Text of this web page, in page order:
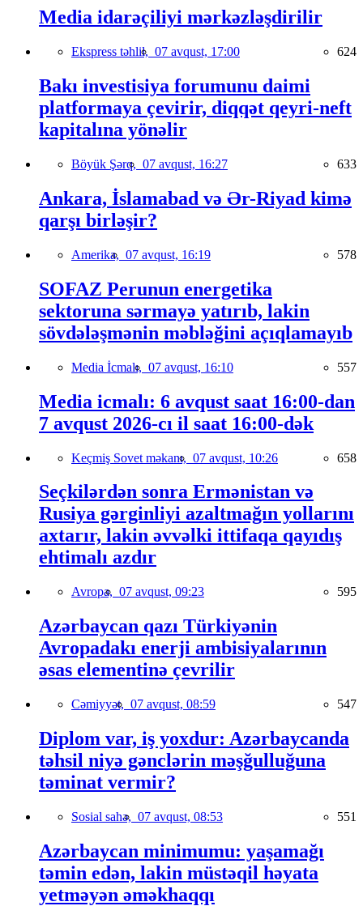
Media idarəçiliyi mərkəzləşdirilir
Ekspress təhlil, 07 avqust, 17:00 624
Bakı investisiya forumunu daimi
platformaya çevirir, diqqət qeyri-neft
kapitalına yönəlir
Böyük Şərq, 07 avqust, 16:27 633
Ankara, İslamabad və Ər-Riyad kimə
qarşı birləşir?
Amerika, 07 avqust, 16:19 578
SOFAZ Perunun energetika
sektoruna sərmayə yatırıb, lakin
sövdələşmənin məbləğini açıqlamayıb
Media İcmalı, 07 avqust, 16:10 557
Media icmalı: 6 avqust saat 16:00-dan
7 avqust 2026-cı il saat 16:00-dək
Keçmiş Sovet məkanı, 07 avqust, 10:26 658
Seçkilərdən sonra Ermənistan və
Rusiya gərginliyi azaltmağın yollarını
axtarır, lakin əvvəlki ittifaqa qayıdış
ehtimalı azdır
Avropa, 07 avqust, 09:23 595
Azərbaycan qazı Türkiyənin
Avropadakı enerji ambisiyalarının
əsas elementinə çevrilir
Cəmiyyət, 07 avqust, 08:59 547
Diplom var, iş yoxdur: Azərbaycanda
təhsil niyə gənclərin məşğulluğuna
təminat vermir?
Sosial sahə, 07 avqust, 08:53 551
Azərbaycan minimumu: yaşamağı
təmin edən, lakin müstəqil həyata
yetməyən əməkhaqqı